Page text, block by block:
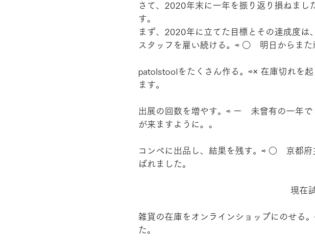
さて、2020年末に一年を振り返り損ねまし
す。
まず、2020年に立てた目標とその達成度は、
スタッフを雇い続ける。⇨ ○　明日からまた
patolstoolをたくさん作る。⇨× 在庫切れを
ます。
出展の回数を増やす。⇨ ー　未曾有の一年
が来ますように。。
コンペに出品し、結果を残す。⇨ ○　京都
ばれました。
現在試作中で
雑貨の在庫をオンラインショップにのせる
た。